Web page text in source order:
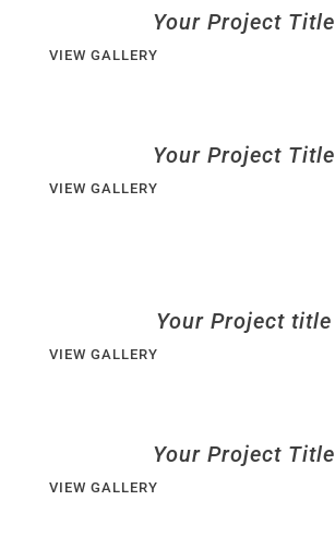
Your Project Title
VIEW GALLERY
Your Project Title
VIEW GALLERY
Your Project title
VIEW GALLERY
Your Project Title
VIEW GALLERY